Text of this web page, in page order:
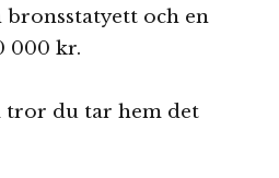
och en
000 kr.
tror du tar hem det